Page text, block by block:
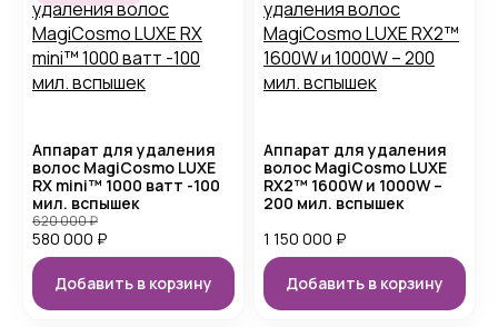
Аппарат для удаления
волос MagiCosmo LUXE
RX mini™ 1000 ватт -100
мил. вспышек
580 000 ₽
620 000₽
Добавить в корзину
Аппарат для удаления
волос MagiCosmo LUXE
RX2™ 1600W и 1000W –
200 мил. вспышек
1 150 000 ₽
Добавить в корзину